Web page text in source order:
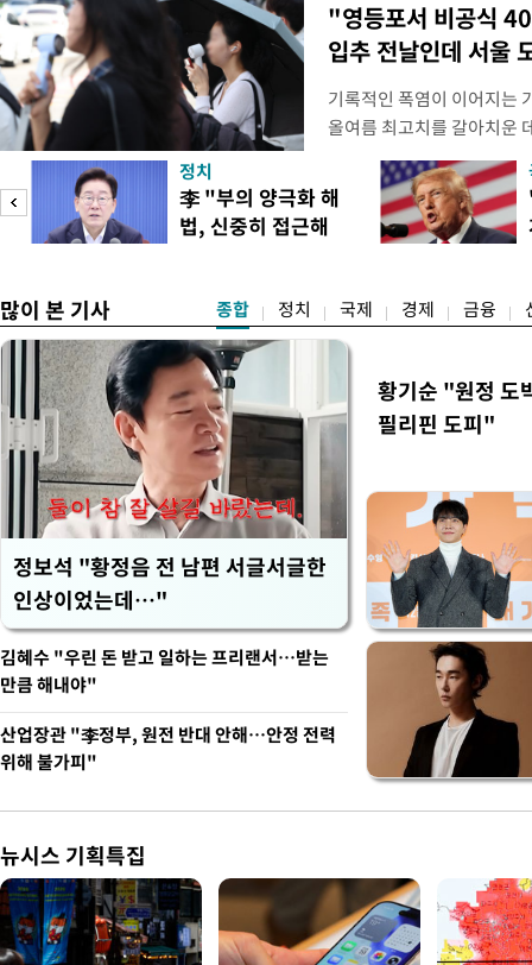
"영등포서 비공식
입추 전날인데 서울
기록적인 폭염이 이어지는
올여름 최고치를 갈아치운
시15분 39.9도까지 치솟
청에 따르면 이날 오후 4시
관측(ASOS) 기준 37.9도
했다. 관측 이래 역대 5위
정치
李 "부의 양극화 해
법, 신중히 접근해
많이 본 기사 종합 정치 국제 경제 금융
정보석 "황정음 전 남편 서글서글한
인상이었는데…"
황기순 "원정 도
필리핀 도피"
김혜수 "우린 돈 받고 일하는 프리랜서…받는
만큼 해내야"
산업장관 "李정부, 원전 반대 안해…안정 전력
위해 불가피"
뉴시스 기획특집